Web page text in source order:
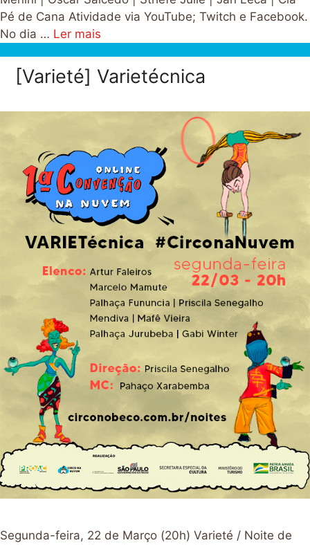
Pé de Cana Atividade via YouTube; Twitch e Facebook.
No dia … Ler mais
[Varieté] Varietécnica
Segunda-feira, 22 de Março (20h) Varieté / Noite de